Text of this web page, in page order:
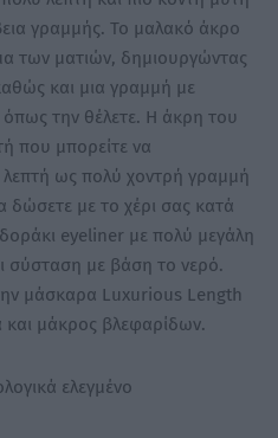
γραμμής. Το μαλακό άκρο
των ματιών, δημιουργώντας
και μια γραμμή με
όπως την θέλετε. Η άκρη του
που μπορείτε να
ως πολύ χοντρή γραμμή
δώσετε με το χέρι σας κατά
eyeliner με πολύ μεγάλη
σύσταση με βάση το νερό.
μάσκαρα Luxurious Length
και μάκρος βλεφαρίδων.
ελεγμένο